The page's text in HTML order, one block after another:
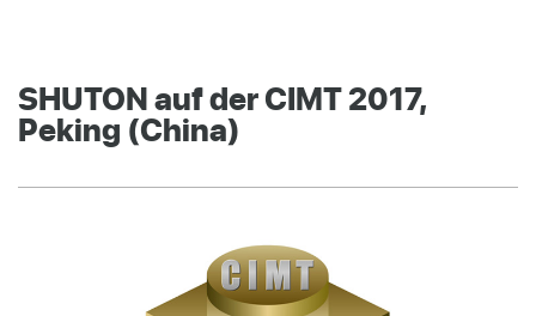
SHUTON auf der CIMT 2017,
Peking (China)